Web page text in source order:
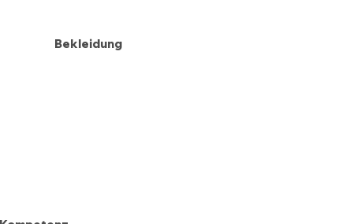
Bekleidung